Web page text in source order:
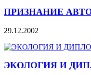
ПРИЗНАНИЕ
29.12.2002
ЭКОЛОГИЯ И